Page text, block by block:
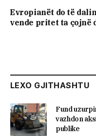
Evropianët do të
vende pritet ta çojnë
LEXO GJITHASHTU
Fund
vazhdon
publike